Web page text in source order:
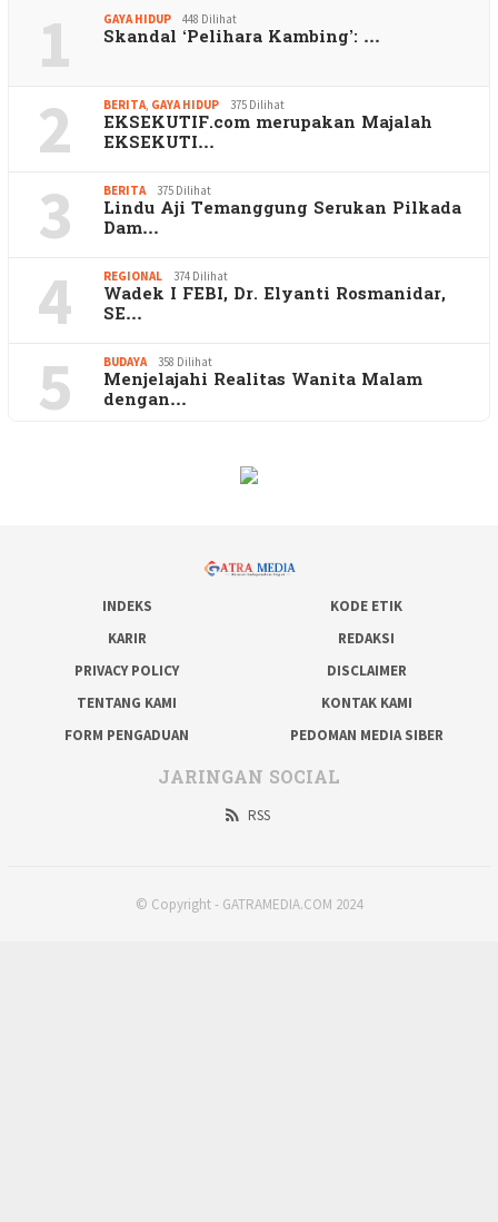
1 GAYA HIDUP 448 Dilihat
Skandal ‘Pelihara Kambing’: …
2 BERITA, GAYA HIDUP 375 Dilihat
EKSEKUTIF.com merupakan Majalah
EKSEKUTI…
3 BERITA 375 Dilihat
Lindu Aji Temanggung Serukan Pilkada
Dam…
4 REGIONAL 374 Dilihat
Wadek I FEBI, Dr. Elyanti Rosmanidar,
SE…
5 BUDAYA 358 Dilihat
Menjelajahi Realitas Wanita Malam
dengan…
INDEKS
KODE ETIK
KARIR
REDAKSI
PRIVACY POLICY
DISCLAIMER
TENTANG KAMI
KONTAK KAMI
FORM PENGADUAN
PEDOMAN MEDIA SIBER
JARINGAN SOCIAL
RSS
© Copyright - GATRAMEDIA.COM 2024